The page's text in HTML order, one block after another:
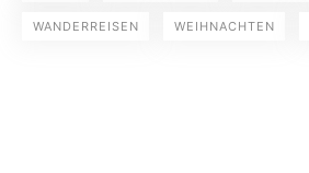
WANDERREISEN WEIHNACHTEN